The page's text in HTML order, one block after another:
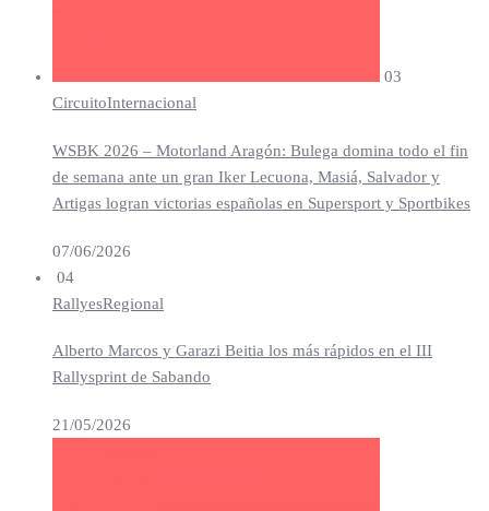
03
CircuitoInternacional
WSBK 2026 – Motorland Aragón: Bulega domina todo el fin
de semana ante un gran Iker Lecuona, Masiá, Salvador y
Artigas logran victorias españolas en Supersport y Sportbikes
07/06/2026
04
RallyesRegional
Alberto Marcos y Garazi Beitia los más rápidos en el III
Rallysprint de Sabando
21/05/2026